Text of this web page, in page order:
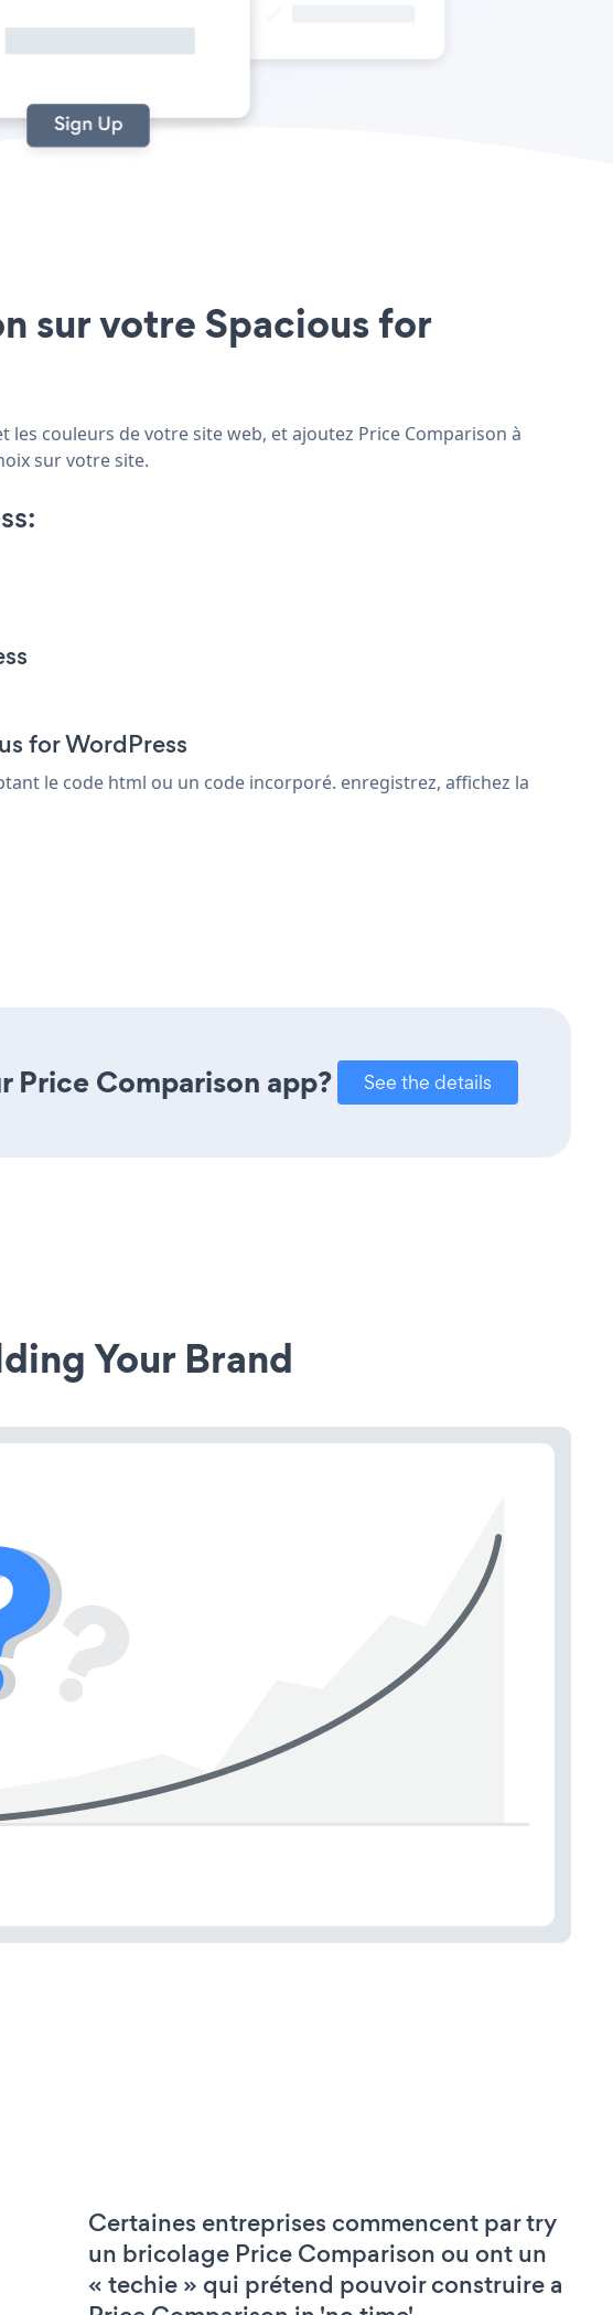
sur votre Spacious for
couleurs de votre site web, et ajoutez Price Comparison à
sur votre site.
for WordPress
le code html ou un code incorporé. enregistrez, affichez la
Comparison app? See the details
Your Brand
Certaines entreprises commencent par try
un bricolage Price Comparison ou ont un
« techie » qui prétend pouvoir construire a